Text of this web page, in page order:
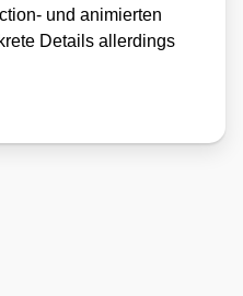
und ani­mier­ten
Details aller­dings